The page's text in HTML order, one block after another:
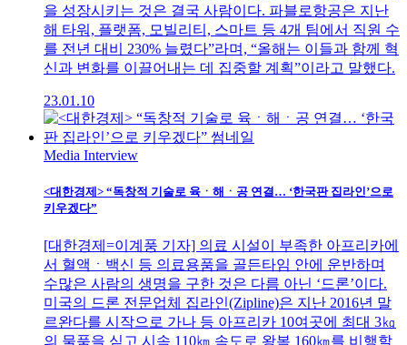
을 성장시키는 것은 결국 사람이다. 파블로항공은 지난
해 타워, 플랫폼, 모빌리티, 스마트 등 4개 팀에서 직원 수
를 전년 대비 230% 늘렸다”라며, “올해는 이들과 함께 혁
신과 변화를 이끌어내는 데 집중할 계획”이라고 말했다.
23.01.10
Media Interview
<대한경제> “독창적 기술로 육ㆍ해ㆍ공 연결… ‘한국판 집라인’으로
키우겠다”
[대한경제=이계풍 기자] 의료 시설이 부족한 아프리카에
서 혈액ㆍ백신 등 의료용품을 골든타임 안에 운반하며
수많은 사람의 생명을 구한 것은 다름 아닌 ‘드론’이다.
미국의 드론 전문업체 집라인(Zipline)은 지난 2016년 말
르완다를 시작으로 가나 등 아프리카 10여곳에 최대 3㎏
의 물품을 싣고 시속 110㎞ 속도로 왕복 160㎞를 비행할